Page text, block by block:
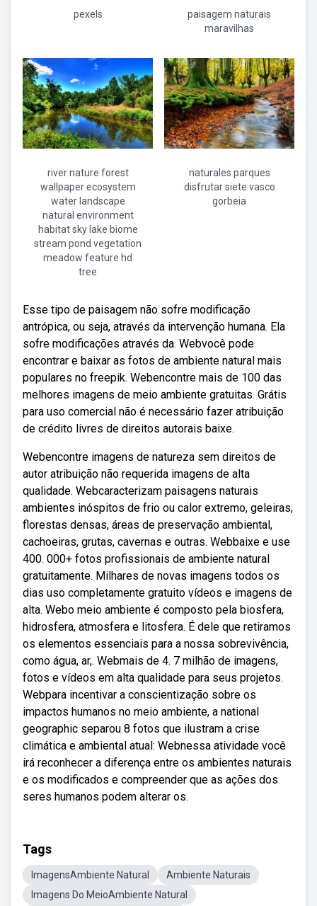
pexels
paisagem naturais
maravilhas
river nature forest
wallpaper ecosystem
water landscape
natural environment
habitat sky lake biome
stream pond vegetation
meadow feature hd
tree
naturales parques
disfrutar siete vasco
gorbeia
Esse tipo de paisagem não sofre modificação
antrópica, ou seja, através da intervenção humana. Ela
sofre modificações através da. Webvocê pode
encontrar e baixar as fotos de ambiente natural mais
populares no freepik. Webencontre mais de 100 das
melhores imagens de meio ambiente gratuitas. Grátis
para uso comercial não é necessário fazer atribuição
de crédito livres de direitos autorais baixe.
Webencontre imagens de natureza sem direitos de
autor atribuição não requerida imagens de alta
qualidade. Webcaracterizam paisagens naturais
ambientes inóspitos de frio ou calor extremo, geleiras,
florestas densas, áreas de preservação ambiental,
cachoeiras, grutas, cavernas e outras. Webbaixe e use
400. 000+ fotos profissionais de ambiente natural
gratuitamente. Milhares de novas imagens todos os
dias uso completamente gratuito vídeos e imagens de
alta. Webo meio ambiente é composto pela biosfera,
hidrosfera, atmosfera e litosfera. É dele que retiramos
os elementos essenciais para a nossa sobrevivência,
como água, ar,. Webmais de 4. 7 milhão de imagens,
fotos e vídeos em alta qualidade para seus projetos.
Webpara incentivar a conscientização sobre os
impactos humanos no meio ambiente, a national
geographic separou 8 fotos que ilustram a crise
climática e ambiental atual: Webnessa atividade você
irá reconhecer a diferença entre os ambientes naturais
e os modificados e compreender que as ações dos
seres humanos podem alterar os.
Tags
ImagensAmbiente Natural
Ambiente Naturais
Imagens Do MeioAmbiente Natural